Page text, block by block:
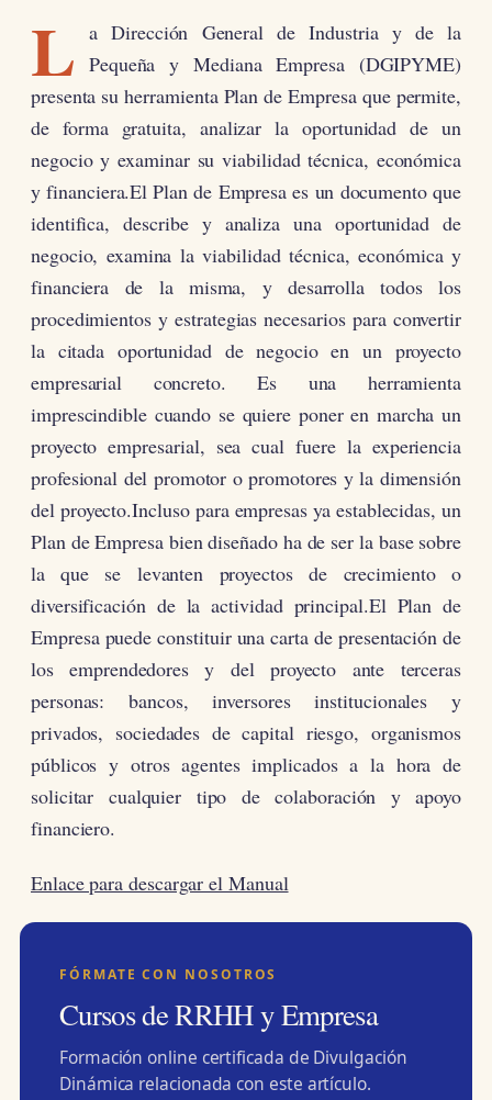
L a Dirección General de Industria y de la
Pequeña y Mediana Empresa (DGIPYME)
presenta su herramienta Plan de Empresa que permite,
de forma gratuita, analizar la oportunidad de un
negocio y examinar su viabilidad técnica, económica
y financiera.El Plan de Empresa es un documento que
identifica, describe y analiza una oportunidad de
negocio, examina la viabilidad técnica, económica y
financiera de la misma, y desarrolla todos los
procedimientos y estrategias necesarios para convertir
la citada oportunidad de negocio en un proyecto
empresarial concreto. Es una herramienta
imprescindible cuando se quiere poner en marcha un
proyecto empresarial, sea cual fuere la experiencia
profesional del promotor o promotores y la dimensión
del proyecto.Incluso para empresas ya establecidas, un
Plan de Empresa bien diseñado ha de ser la base sobre
la que se levanten proyectos de crecimiento o
diversificación de la actividad principal.El Plan de
Empresa puede constituir una carta de presentación de
los emprendedores y del proyecto ante terceras
personas: bancos, inversores institucionales y
privados, sociedades de capital riesgo, organismos
públicos y otros agentes implicados a la hora de
solicitar cualquier tipo de colaboración y apoyo
financiero.
Enlace para descargar el Manual
FÓRMATE CON NOSOTROS
Cursos de RRHH y Empresa
Formación online certificada de Divulgación
Dinámica relacionada con este artículo.